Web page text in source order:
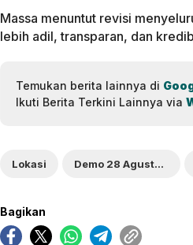
Massa menuntut revisi
lebih adil, transparan, dan
Temukan berita lainnya di
Ikuti Berita Terkini Lainnya via
Lokasi Demo 28 Agustus 2025
Bagikan